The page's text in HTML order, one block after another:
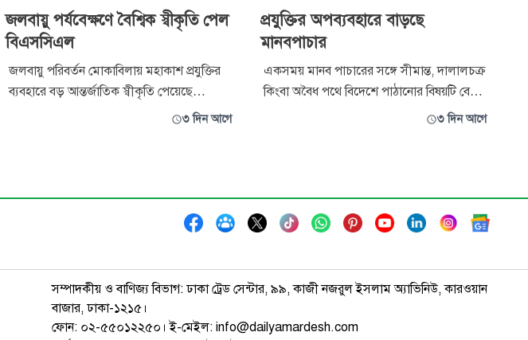
জলবায়ু পর্যবেক্ষণে বৈশ্বিক স্বীকৃতি পেল
বিএসসিএল
জলবায়ু পরিবর্তন মোকাবিলায় মহাকাশ প্রযুক্তির
ব্যবহারে বড় আন্তর্জাতিক স্বীকৃতি পেয়েছে
বাংলাদেশ স্যাটেলাইট কোম্পানি লিমিটেড
হিসেবে ইমেজিং ও মহাকাশভিত্তিক তথ্যের আনুষ্ঠা
৩ দিন আগে
প্রযুক্তির অপব্যবহারে বাড়ছে
মানবপাচার
একসময় মানব পাচারের সঙ্গে সীমান্ত, দালালচক্র
কিংবা অবৈধ পথে বিদেশে পাঠানোর বিষয়টি বেশি
জড়িত ছিল। কিন্তু সময়ের সঙ্গে অপরাধের
এমনকি কৃত্রিম বুদ্ধিমত্তার মতো আধুনিক প্র
৩ দিন আগে
সম্পাদকীয় ও বাণিজ্য বিভাগ: ঢাকা ট্রেড সেন্টার, ৯৯, কাজী নজরুল ইসলাম অ্যাভিনিউ, কারওয়ান
বাজার, ঢাকা-১২১৫।
ফোন: ০২-৫৫০১২২৫০। ই-মেইল: info@dailyamardesh.com